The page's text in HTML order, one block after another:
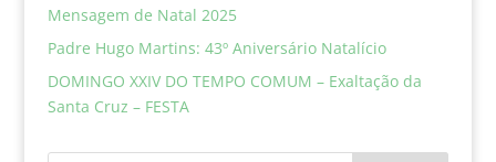
Mensagem de Natal 2025
Padre Hugo Martins: 43º Aniversário Natalício
DOMINGO XXIV DO TEMPO COMUM – Exaltação da
Santa Cruz – FESTA